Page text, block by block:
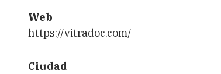
Web
https://vitradoc.com/
Ciudad